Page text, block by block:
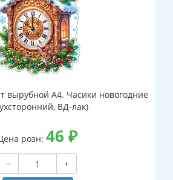
вырубной А4. Часики новогодние
ВД-лак)
розн: 46 ₽
−
+